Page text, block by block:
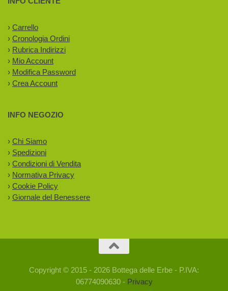
› Carrello
› Cronologia Ordini
› Rubrica Indirizzi
› Mio Account
› Modifica Password
› Crea Account
INFO NEGOZIO
› Chi Siamo
› Spedizioni
› Condizioni di Vendita
› Normativa Privacy
› Cookie Policy
› Giornale del Benessere
Copyright © 2015 - 2026 Bottega delle Erbe - P.IVA:
06774090630 - Privacy